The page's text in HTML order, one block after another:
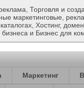
Торговля и
маркетинговые,
Хостинг,
бизнеса и Бизнес
Маркетинг